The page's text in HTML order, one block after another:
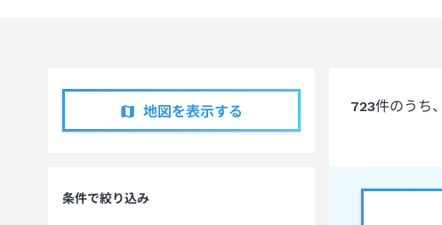
地図を表示する
条件で絞り込み
723件のうち、